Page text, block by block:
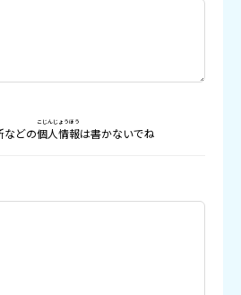
どの個人情報
こじんじょうほう
は書かないでね